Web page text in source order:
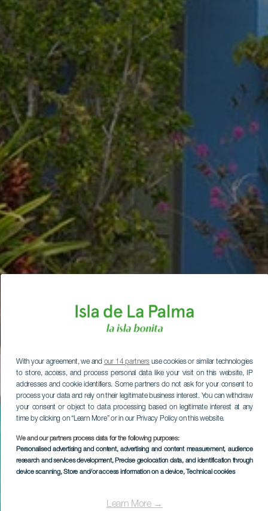
With your agreement, we and our 14 partners use cookies or similar technologies
to store, access, and process personal data like your visit on this website, IP
addresses and cookie identifiers. Some partners do not ask for your consent to
process your data and rely on their legitimate business interest. You can withdraw
your consent or object to data processing based on legitimate interest at any
time by clicking on “Learn More” or in our Privacy Policy on this website.
We and our partners process data for the following purposes:
Personalised advertising and content, advertising and content measurement, audience
research and services development, Precise geolocation data, and identification through
device scanning, Store and/or access information on a device, Technical cookies
Learn More →